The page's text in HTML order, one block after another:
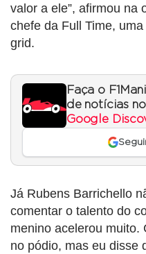
valor a ele”, afirmou na
chefe da Full Time,
grid.
Faça o
de notícias
Google
Já Rubens Barrichello
comentar o talento do
menino acelerou muito.
no pódio, mas eu disse